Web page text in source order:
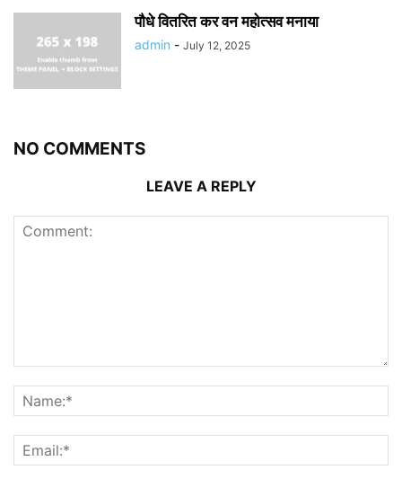
पौधे वितरित कर वन महोत्सव मनाया
admin - July 12, 2025
NO COMMENTS
LEAVE A REPLY